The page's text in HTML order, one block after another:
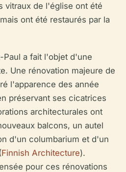
vitraux de l'église ont été
ont été restaurés par la
Paul a fait l'objet d'une
Une rénovation majeure de
l'apparence des année
préservant ses cicatrices
architecturales ont
balcons, un autel
d'un columbarium et d'un
Finnish Architecture).
pour ces rénovations